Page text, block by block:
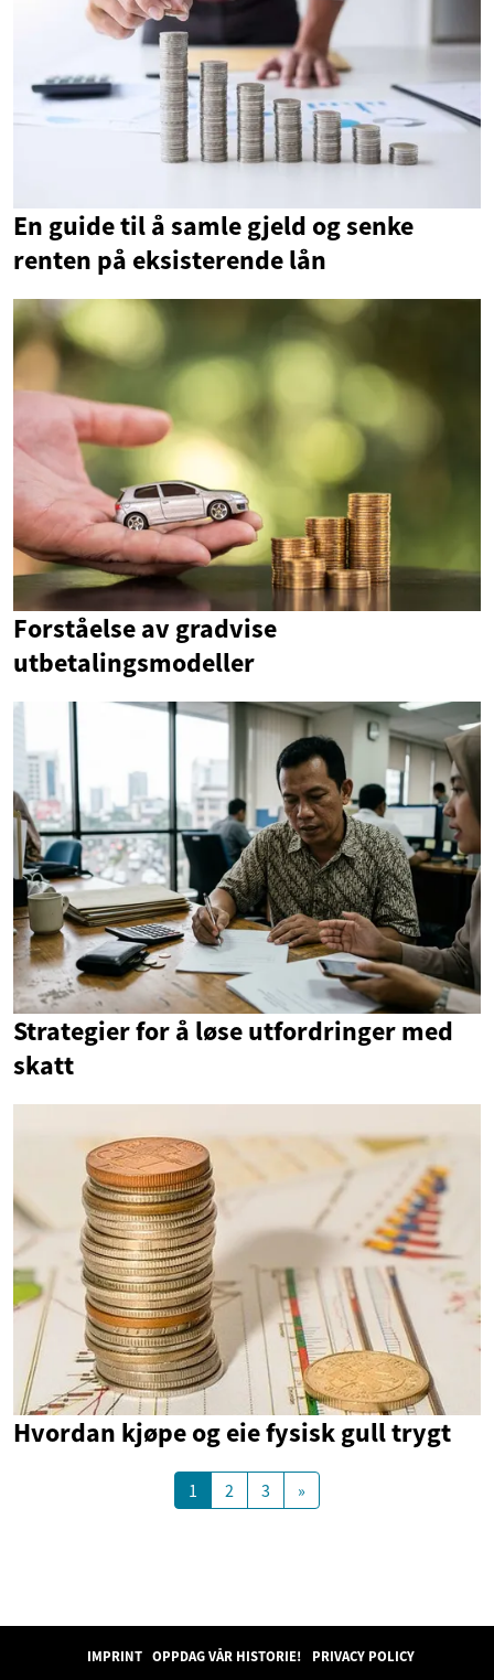
En guide til å samle gjeld og senke
renten på eksisterende lån
Forståelse av gradvise
utbetalingsmodeller
Strategier for å løse utfordringer med
skatt
Hvordan kjøpe og eie fysisk gull trygt
1 2 3 »
IMPRINT OPPDAG VÅR HISTORIE! PRIVACY POLICY